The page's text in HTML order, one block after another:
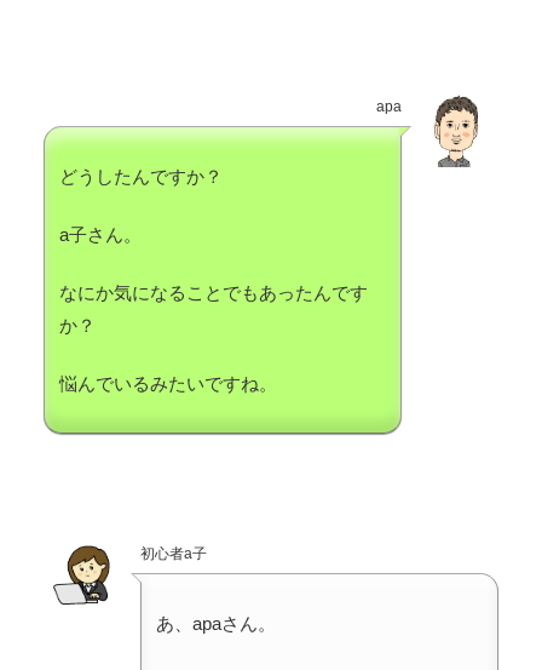
apa
どうしたんですか？
a子さん。
なにか気になることでもあったんです
か？
悩んでいるみたいですね。
初心者a子
あ、apaさん。